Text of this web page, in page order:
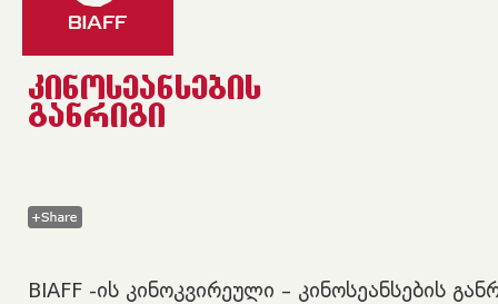
ᲙᲘᲜᲝᲡᲔᲐᲜᲡᲔᲑᲘᲡ
ᲒᲐᲜᲠᲘᲒᲘ
BIAFF -ის კინოკვირეული – კინოსეანსების